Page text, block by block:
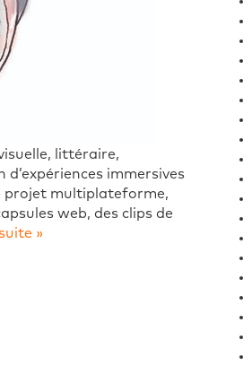
littéraire,
immersives
projet multiplateforme,
web, des clips de
»